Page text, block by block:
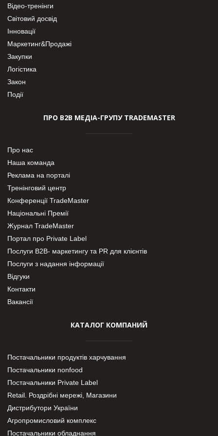
Відео-тренінги
Світовий досвід
Інновації
Маркетинг&Продажі
Закупки
Логістика
Закон
Події
ПРО В2В МЕДІА-ГРУПУ TRADEMASTER
Про нас
Наша команда
Реклама на порталі
Тренінговий центр
Конференції TradeMaster
Національні Премії
Журнал TradeMaster
Портал про Private Label
Послуги В2В- маркетингу та PR для клієнтів
Послуги з надання інформації
Відгуки
Контакти
Вакансії
КАТАЛОГ КОМПАНИЙ
Постачальники продуктів харчування
Постачальники nonfood
Постачальники Private Label
Retail. Роздрібні мережі, Магазини
Дистрибутори України
Агропромисловий комплекс
Постачальники обладнання